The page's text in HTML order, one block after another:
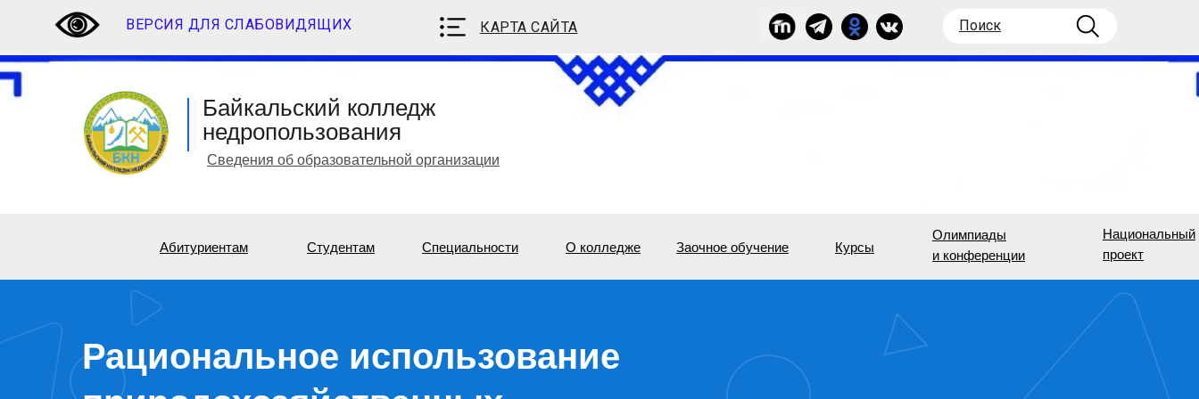
КАРТА САЙТА Поиск
ВЕРСИЯ ДЛЯ СЛАБОВИДЯЩИХ
Байкальский колледж
недропользования
Сведения об образовательной организации
Абитуриентам
Олимпиады
и конференции
Студентам Специальности О колледже Заочное обучение Курсы
Национальный
проект
Рациональное использование